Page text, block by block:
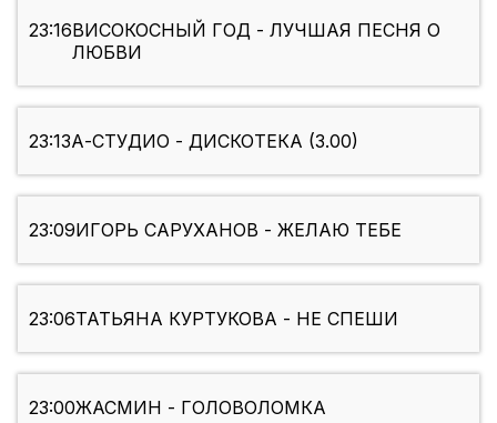
23:16ВИСОКОСНЫЙ ГОД - ЛУЧШАЯ ПЕСНЯ О
ЛЮБВИ
23:13А-СТУДИО - ДИСКОТЕКА (3.00)
23:09ИГОРЬ САРУХАНОВ - ЖЕЛАЮ ТЕБЕ
23:06ТАТЬЯНА КУРТУКОВА - НЕ СПЕШИ
23:00ЖАСМИН - ГОЛОВОЛОМКА